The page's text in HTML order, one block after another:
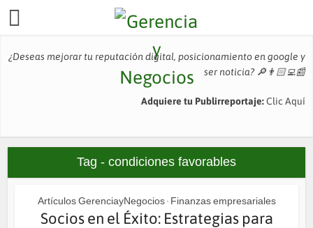
¿Deseas mejorar tu reputación digital, posicionamiento en google y
ser noticia? 🔎👨🏻‍💻📰
Adquiere tu Publirreportaje:Clic Aquí
Tag - condiciones favorables
Artículos GerenciayNegocios • Finanzas empresariales
Socios en el Éxito: Estrategias para